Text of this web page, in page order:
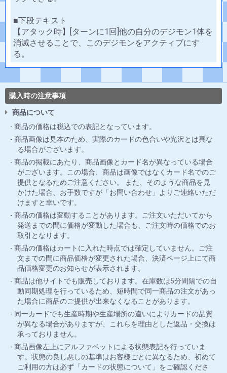
■下段テキスト
【アタック時】[ターンに1回]他の自分のデジモン1体を
消滅させることで、このデジモンをアクティブにす
る。
購入時の注意事項
商品について
商品の価格は税込での表記となっています。
商品画像は見本のため、実際のカードの色合いや光沢とは異な
る場合がございます。
商品の掲載にあたり、商品画像とカード名が異なっている場合
がございます。この場合、商品は画像ではなくカード名でのご
提供となるためご注意ください。 また、そのような商品を見
かけた場合、お手数ですが「お問い合わせ」よりご連絡いただ
けますと幸いです。
商品の価格は変動することがあります。ご注文いただいてから
発送までの間に価格が変動した場合も、ご注文時の価格でのお
取引となります。
商品の価格はカートに入れた時点では確定していません。ご注
文までの間に商品価格が変更された場合、決済ページ上にて商
品価格変更のお知らせが表示されます。
商品は他サイトでも販売しております。在庫数は5分間隔での自
動同期処理を行っているため、短時間で同一商品の注文があっ
た場合に商品のご提供が出来なくなることがあります。
同一カードでも生産時期や生産場所の違いによりカードの品質
が異なる場合がありますが、これらを理由とした返品・交換は
承っておりません。
商品画像左上にアルファベットによる状態表記を行っていま
す。状態の良し悪しの基準はお客様ごとに異なるため、初めて
ご利用の方は必ず「カードの状態について」をご確認くださ